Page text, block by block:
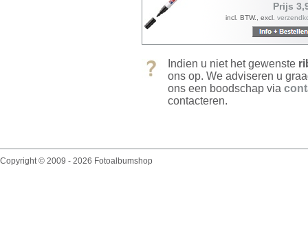
Prijs
incl. BTW., excl.
Indien u niet het gewenste
ons op. We adviseren u
ons een boodschap via
contacteren.
Copyright © 2009 - 2026 Fotoalbumshop